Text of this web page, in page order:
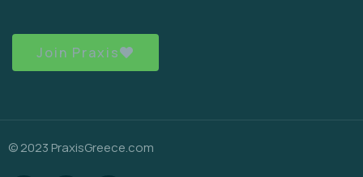
Join Praxis
© 2023 PraxisGreece.com